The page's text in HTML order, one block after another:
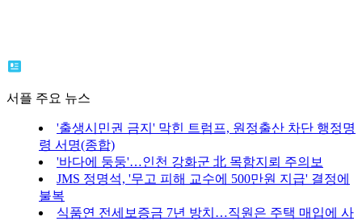
서플 주요 뉴스
'출생시민권 금지' 막힌 트럼프, 원정출산 차단 행정명
령 서명(종합)
'바다에 둥둥'…인천 강화군 北 목함지뢰 주의보
JMS 정명석, '무고 피해 교수에 500만원 지급' 결정에
불복
식품연 전세보증금 7년 방치…직원은 주택 매입에 사